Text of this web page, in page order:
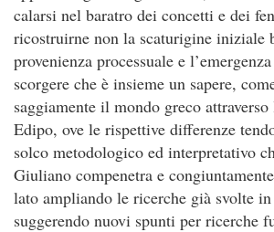
calarsi nel baratro dei concetti e dei
ricostruirne non la scaturigine iniziale
provenienza processuale e
scorgere che è insieme un sapere,
saggiamente il mondo greco
Edipo, ove le rispettive differenze
solco metodologico ed interpretativo
Giuliano compenetra e
lato ampliando le ricerche già svolte
suggerendo nuovi spunti per ricerche